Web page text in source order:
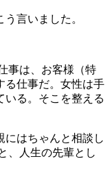
言いました。
事は、お客様（特
る仕事だ。女性は手
いる。そこを整える
にはちゃんと相談し
、人生の先輩とし